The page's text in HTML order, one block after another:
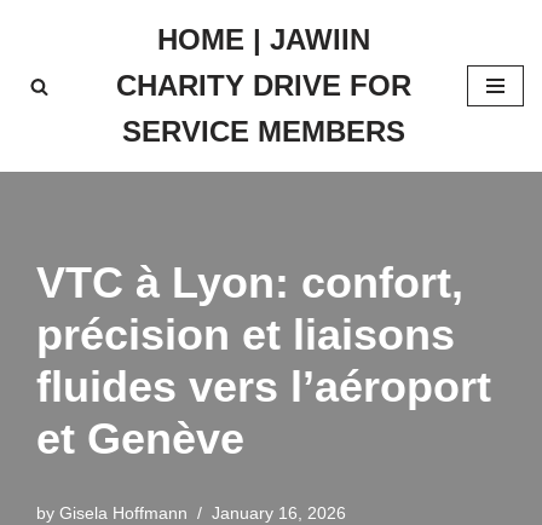
to
HOME | JAWIIN
CHARITY DRIVE FOR
SERVICE MEMBERS
VTC à Lyon: confort,
précision et liaisons
fluides vers l’aéroport
et Genève
by Gisela Hoffmann January 16, 2026